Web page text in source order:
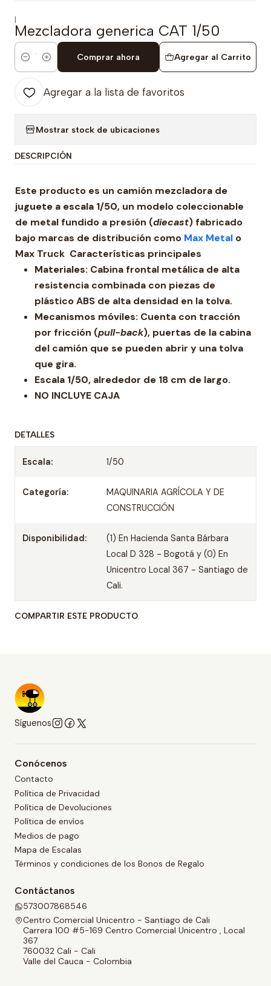
|
Mezcladora generica CAT 1/50
Cantidad
Agregar al Carrito
Comprar ahora
Agregar a la lista de favoritos
Mostrar stock de ubicaciones
DESCRIPCIÓN
Este producto es un camión mezcladora de
juguete a escala 1/50, un modelo coleccionable
de metal fundido a presión (diecast) fabricado
bajo marcas de distribución como Max Metal o
Max Truck Características principales
Materiales: Cabina frontal metálica de alta
resistencia combinada con piezas de
plástico ABS de alta densidad en la tolva.
Mecanismos móviles: Cuenta con tracción
por fricción (pull-back), puertas de la cabina
del camión que se pueden abrir y una tolva
que gira.
Escala 1/50, alrededor de 18 cm de largo.
NO INCLUYE CAJA
DETALLES
Escala: 1/50
Categoría:
MAQUINARIA AGRÍCOLA Y DE
CONSTRUCCIÓN
Disponibilidad:
(1) En Hacienda Santa Bárbara
Local D 328 - Bogotá y (0) En
Unicentro Local 367 - Santiago de
Cali.
COMPARTIR ESTE PRODUCTO
Síguenos
Conócenos
Contacto
Política de Privacidad
Política de Devoluciones
Política de envíos
Medios de pago
Mapa de Escalas
Términos y condiciones de los Bonos de Regalo
Contáctanos
573007868546
Centro Comercial Unicentro - Santiago de Cali
Carrera 100 #5-169 Centro Comercial Unicentro , Local
367
760032 Cali - Cali
Valle del Cauca - Colombia